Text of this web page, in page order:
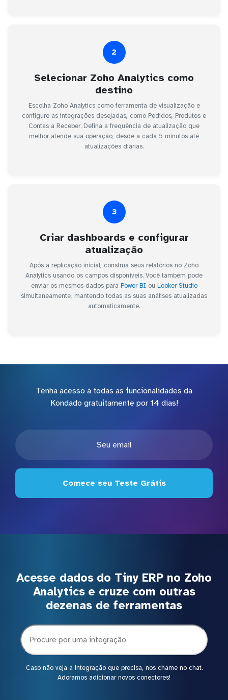
2
Selecionar Zoho Analytics como
destino
Escolha Zoho Analytics como ferramenta de visualização e
configure as integrações desejadas, como Pedidos, Produtos e
Contas a Receber. Defina a frequência de atualização que
melhor atende sua operação, desde a cada 5 minutos até
atualizações diárias.
3
Criar dashboards e configurar
atualização
Após a replicação inicial, construa seus relatórios no Zoho
Analytics usando os campos disponíveis. Você também pode
enviar os mesmos dados para Power BI ou Looker Studio
simultaneamente, mantendo todas as suas análises atualizadas
automaticamente.
Tenha acesso a todas as funcionalidades da
Kondado gratuitamente por 14 dias!
Comece seu Teste Grátis
Acesse dados do Tiny ERP no Zoho
Analytics e cruze com outras
dezenas de ferramentas
Caso não veja a integração que precisa, nos chame no chat.
Adoramos adicionar novos conectores!